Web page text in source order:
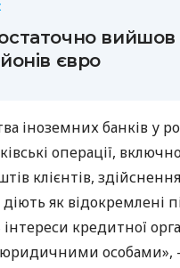
вийшов
євро
іноземних банків у
операції,
клієнтів,
як відокремлені
кредитної